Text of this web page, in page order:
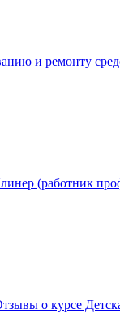
и ремонту
(работник
о курсе